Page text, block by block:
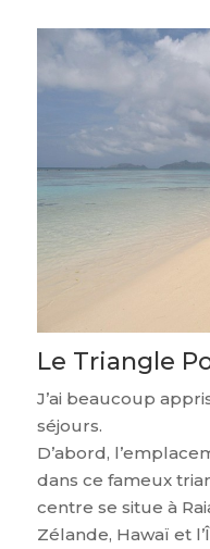
Le Triangle
J’ai beaucoup
séjours.
D’abord,
dans ce fameux
centre se situe à
Zélande, Hawaï et